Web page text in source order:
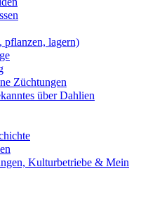
lagern)
Züchtungen
über Dahlien
Kulturbetriebe & Mein